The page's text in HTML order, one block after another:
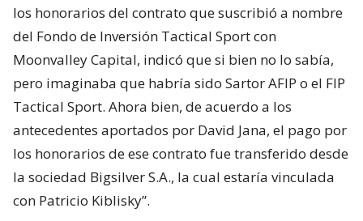
los honorarios del contrato que suscribió a nombre
del Fondo de Inversión Tactical Sport con
Moonvalley Capital, indicó que si bien no lo sabía,
pero imaginaba que habría sido Sartor AFIP o el FIP
Tactical Sport. Ahora bien, de acuerdo a los
antecedentes aportados por David Jana, el pago por
los honorarios de ese contrato fue transferido desde
la sociedad Bigsilver S.A., la cual estaría vinculada
con Patricio Kiblisky”.